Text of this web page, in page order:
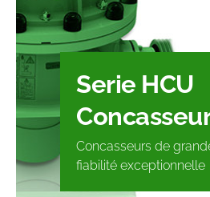
Serie HCU
Concasseurs de
fiabilité exceptionnelle